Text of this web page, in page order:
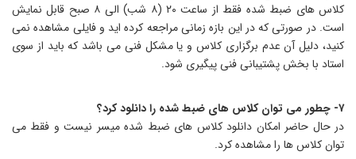
کلاس های ضبط شده فقط از ساعت ۲۰ (۸ شب) الی ۸ صبح قابل نمایش
در صورتی که در این بازه زمانی مراجعه کرده اید و فایلی مشاهده نمی
دلیل آن عدم برگزاری کلاس و یا مشکل فنی می باشد که باید از سوی
با بخش پشتیبانی فنی پیگیری شود.
حال حاضر امکان دانلود کلاس های ضبط شده میسر نیست و فقط می
کلاس ها را مشاهده کرد.